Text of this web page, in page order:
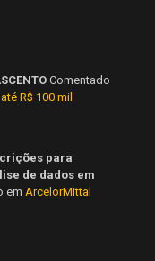
Comentado
R$ 100 mil
para
de dados em
em ArcelorMittal